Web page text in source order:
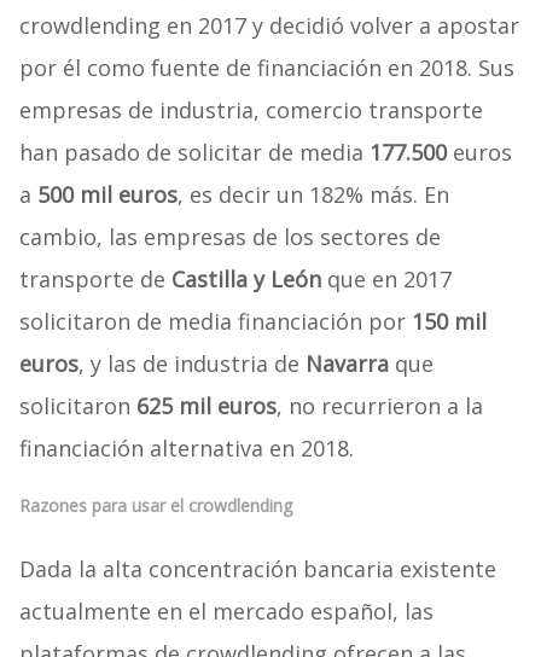
crowdlending en 2017 y decidió volver a apostar
por él como fuente de financiación en 2018. Sus
empresas de industria, comercio transporte
han pasado de solicitar de media 177.500euros
a 500 mil euros, es decir un 182% más. En
cambio, las empresas de los sectores de
transporte de Castilla y Leónque en 2017
solicitaron de media financiación por 150 mil
euros, y las de industria de Navarraque
solicitaron 625 mil euros, no recurrieron a la
financiación alternativa en 2018.
Razones para usar el crowdlending
Dada la alta concentración bancaria existente
actualmente en el mercado español, las